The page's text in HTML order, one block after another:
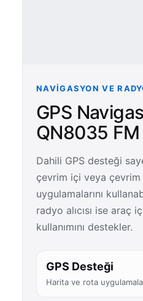
NAVIGASYON VE
GPS
QN8035 FM
Dahili GPS desteği
çevrim içi veya çevrim
uygulamalarını
radyo alıcısı ise araç
kullanımını destekler.
GPS Desteği
Harita ve rota